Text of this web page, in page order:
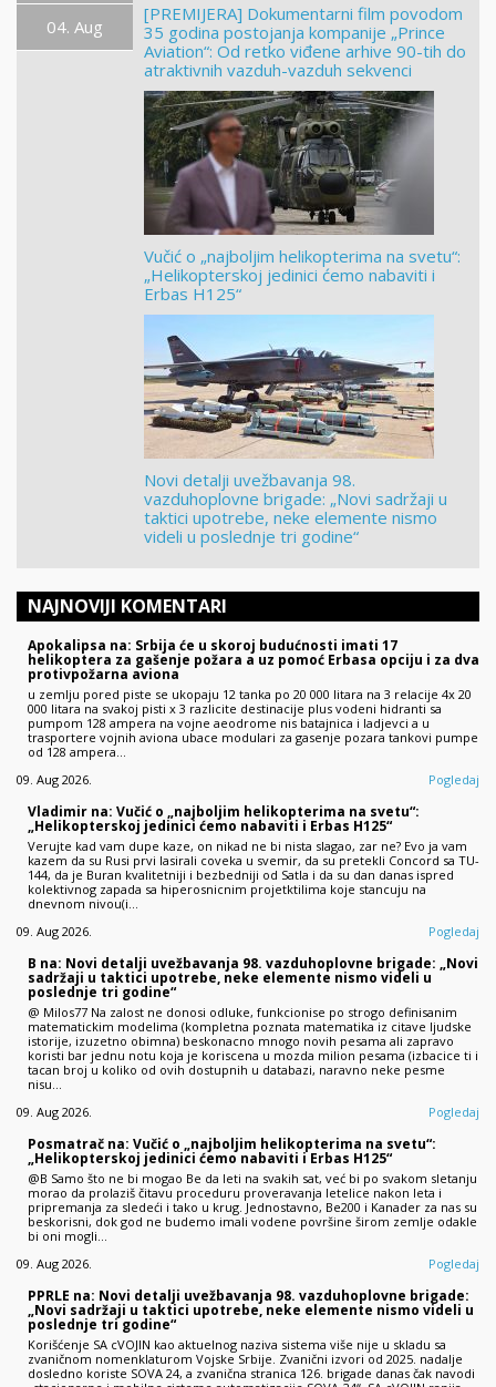
04. Aug
[PREMIJERA] Dokumentarni film povodom
35 godina postojanja kompanije „Prince
Aviation“: Od retko viđene arhive 90-tih do
atraktivnih vazduh-vazduh sekvenci
Vučić o „najboljim helikopterima na svetu“:
„Helikopterskoj jedinici ćemo nabaviti i
Erbas H125“
Novi detalji uvežbavanja 98.
vazduhoplovne brigade: „Novi sadržaji u
taktici upotrebe, neke elemente nismo
videli u poslednje tri godine“
NAJNOVIJI KOMENTARI
Apokalipsa na: Srbija će u skoroj budućnosti imati 17
helikoptera za gašenje požara a uz pomoć Erbasa opciju i za dva
protivpožarna aviona
u zemlju pored piste se ukopaju 12 tanka po 20 000 litara na 3 relacije 4x 20
000 litara na svakoj pisti x 3 razlicite destinacije plus vodeni hidranti sa
pumpom 128 ampera na vojne aeodrome nis batajnica i ladjevci a u
trasportere vojnih aviona ubace modulari za gasenje pozara tankovi pumpe
od 128 ampera…
09. Aug 2026.
Pogledaj
Vladimir na: Vučić o „najboljim helikopterima na svetu“:
„Helikopterskoj jedinici ćemo nabaviti i Erbas H125“
Verujte kad vam dupe kaze, on nikad ne bi nista slagao, zar ne? Evo ja vam
kazem da su Rusi prvi lasirali coveka u svemir, da su pretekli Concord sa TU-
144, da je Buran kvalitetniji i bezbedniji od Satla i da su dan danas ispred
kolektivnog zapada sa hiperosnicnim projetktilima koje stancuju na
dnevnom nivou(i…
09. Aug 2026.
Pogledaj
B na: Novi detalji uvežbavanja 98. vazduhoplovne brigade: „Novi
sadržaji u taktici upotrebe, neke elemente nismo videli u
poslednje tri godine“
@ Milos77 Na zalost ne donosi odluke, funkcionise po strogo definisanim
matematickim modelima (kompletna poznata matematika iz citave ljudske
istorije, izuzetno obimna) beskonacno mnogo novih pesama ali zapravo
koristi bar jednu notu koja je koriscena u mozda milion pesama (izbacice ti i
tacan broj u koliko od ovih dostupnih u databazi, naravno neke pesme
nisu…
09. Aug 2026.
Pogledaj
Posmatrač na: Vučić o „najboljim helikopterima na svetu“:
„Helikopterskoj jedinici ćemo nabaviti i Erbas H125“
@B Samo što ne bi mogao Be da leti na svakih sat, već bi po svakom sletanju
morao da prolaziš čitavu proceduru proveravanja letelice nakon leta i
pripremanja za sledeći i tako u krug. Jednostavno, Be200 i Kanader za nas su
beskorisni, dok god ne budemo imali vodene površine širom zemlje odakle
bi oni mogli…
09. Aug 2026.
Pogledaj
PPRLE na: Novi detalji uvežbavanja 98. vazduhoplovne brigade:
„Novi sadržaji u taktici upotrebe, neke elemente nismo videli u
poslednje tri godine“
Korišćenje SA cVOJIN kao aktuelnog naziva sistema više nije u skladu sa
zvaničnom nomenklaturom Vojske Srbije. Zvanični izvori od 2025. nadalje
dosledno koriste SOVA 24, a zvanična stranica 126. brigade danas čak navodi